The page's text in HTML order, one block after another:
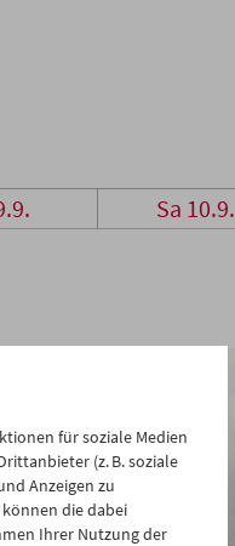
Sa 10.9.
für soziale Medien
(z. B. soziale
Anzeigen zu
die dabei
Ihrer Nutzung der